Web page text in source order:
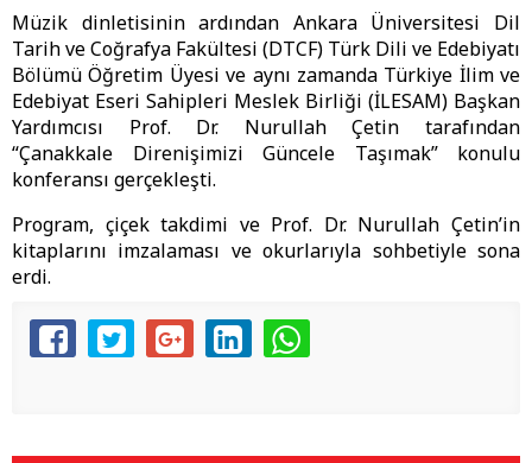
Müzik dinletisinin ardından Ankara Üniversitesi Dil
Tarih ve Coğrafya Fakültesi (DTCF) Türk Dili ve Edebiyatı
Bölümü Öğretim Üyesi ve aynı zamanda Türkiye İlim ve
Edebiyat Eseri Sahipleri Meslek Birliği (İLESAM) Başkan
Yardımcısı Prof. Dr. Nurullah Çetin tarafından
“Çanakkale Direnişimizi Güncele Taşımak” konulu
konferansı gerçekleşti.
Program, çiçek takdimi ve Prof. Dr. Nurullah Çetin’in
kitaplarını imzalaması ve okurlarıyla sohbetiyle sona
erdi.